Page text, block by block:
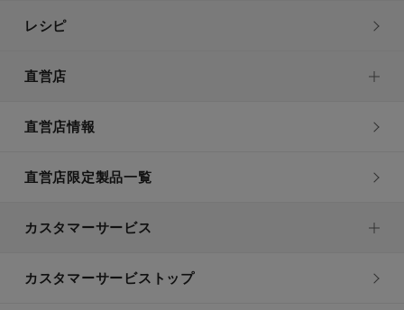
レシピ
直営店
直営店情報
直営店限定製品一覧
カスタマーサービス
カスタマーサービストップ